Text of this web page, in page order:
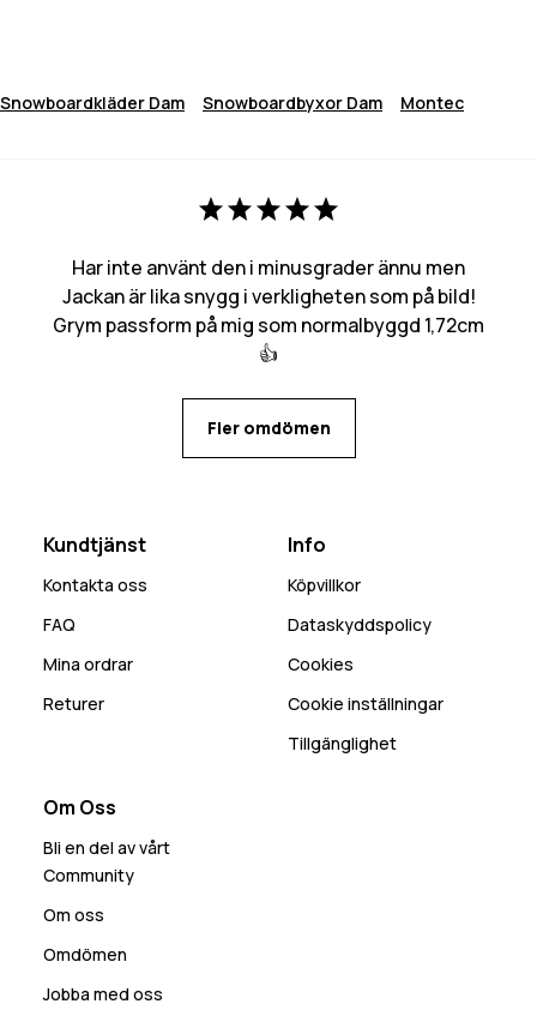
Snowboardkläder Dam Snowboardbyxor Dam Montec
Har inte använt den i minusgrader ännu men
Jackan är lika snygg i verkligheten som på bild!
Grym passform på mig som normalbyggd 1,72cm
👍
Fler omdömen
Kundtjänst
Kontakta oss
FAQ
Mina ordrar
Returer
Info
Köpvillkor
Dataskyddspolicy
Cookies
Cookie inställningar
Tillgänglighet
Om Oss
Bli en del av vårt
Community
Om oss
Omdömen
Jobba med oss